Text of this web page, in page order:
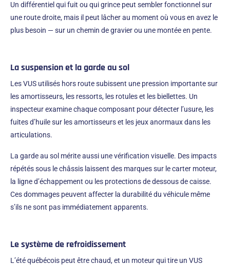
Un différentiel qui fuit ou qui grince peut sembler fonctionnel sur
une route droite, mais il peut lâcher au moment où vous en avez le
plus besoin — sur un chemin de gravier ou une montée en pente.
La suspension et la garde au sol
Les VUS utilisés hors route subissent une pression importante sur
les amortisseurs, les ressorts, les rotules et les biellettes. Un
inspecteur examine chaque composant pour détecter l’usure, les
fuites d’huile sur les amortisseurs et les jeux anormaux dans les
articulations.
La garde au sol mérite aussi une vérification visuelle. Des impacts
répétés sous le châssis laissent des marques sur le carter moteur,
la ligne d’échappement ou les protections de dessous de caisse.
Ces dommages peuvent affecter la durabilité du véhicule même
s’ils ne sont pas immédiatement apparents.
Le système de refroidissement
L’été québécois peut être chaud, et un moteur qui tire un VUS